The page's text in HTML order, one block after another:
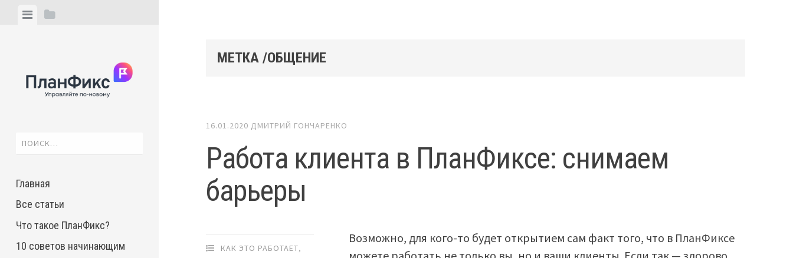
ViewView
Найти:
Главная
Все статьи
Что такое ПланФикс?
10 советов начинающим
МЕТКА /ОБЩЕНИЕ
16.01.2020 ДМИТРИЙ ГОНЧАРЕНКО
Работа клиента в ПланФиксе: снимаем
барьеры
КАК ЭТО РАБОТАЕТ,
Возможно, для кого-то будет открытием сам факт того, что в ПланФиксе